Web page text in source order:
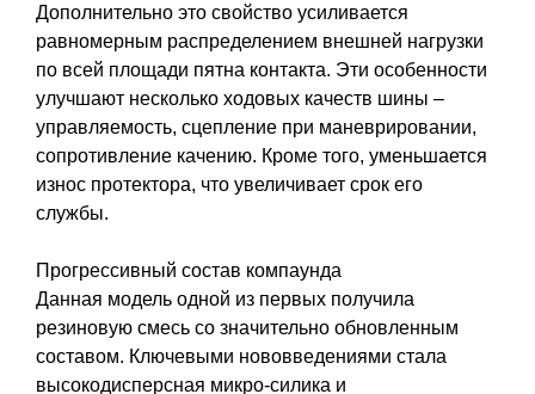
Дополнительно это свойство усиливается
равномерным распределением внешней нагрузки
по всей площади пятна контакта. Эти особенности
улучшают несколько ходовых качеств шины –
управляемость, сцепление при маневрировании,
сопротивление качению. Кроме того, уменьшается
износ протектора, что увеличивает срок его
службы.
Прогрессивный состав компаунда
Данная модель одной из первых получила
резиновую смесь со значительно обновленным
составом. Ключевыми нововведениями стала
высокодисперсная микро-силика и